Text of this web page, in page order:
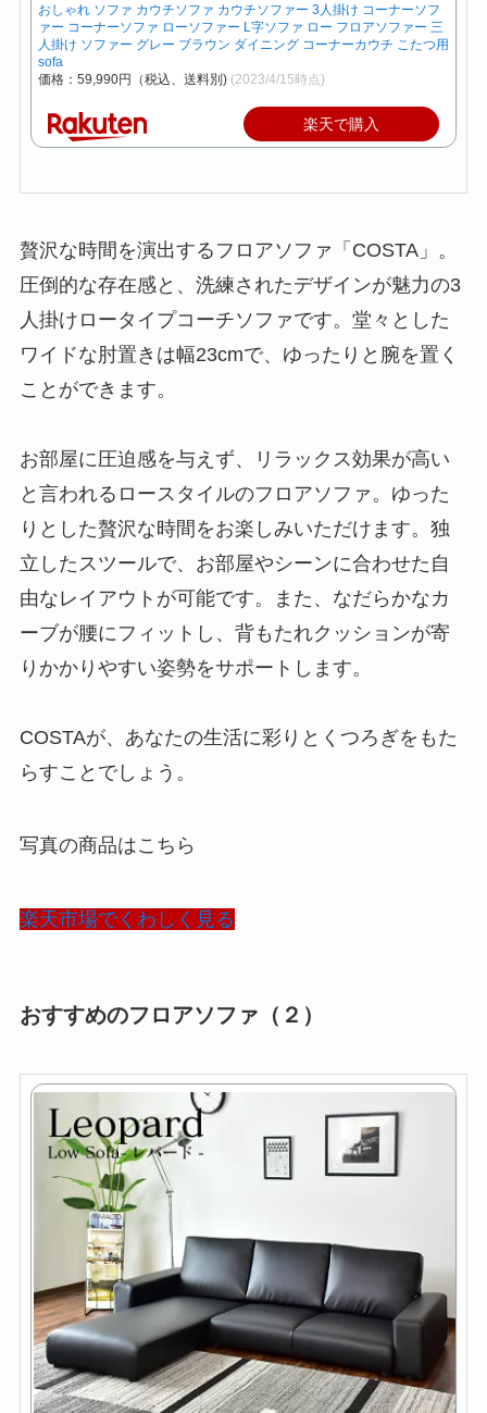
おしゃれ ソファ カウチソファ カウチソファー 3人掛け コーナーソフ
ァー コーナーソファ ローソファー L字ソファ ロー フロアソファー 三
人掛け ソファー グレー ブラウン ダイニング コーナーカウチ こたつ用
sofa
価格：59,990円（税込、送料別) (2023/4/15時点)
楽天で購入
贅沢な時間を演出するフロアソファ「COSTA」。
圧倒的な存在感と、洗練されたデザインが魅力の3
人掛けロータイプコーチソファです。堂々とした
ワイドな肘置きは幅23cmで、ゆったりと腕を置く
ことができます。
お部屋に圧迫感を与えず、リラックス効果が高い
と言われるロースタイルのフロアソファ。ゆった
りとした贅沢な時間をお楽しみいただけます。独
立したスツールで、お部屋やシーンに合わせた自
由なレイアウトが可能です。また、なだらかなカ
ーブが腰にフィットし、背もたれクッションが寄
りかかりやすい姿勢をサポートします。
COSTAが、あなたの生活に彩りとくつろぎをもた
らすことでしょう。
写真の商品はこちら
楽天市場でくわしく見る
おすすめのフロアソファ（２）